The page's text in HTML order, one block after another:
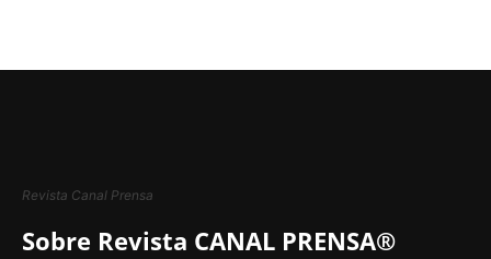
Revista Canal Prensa
Sobre Revista CANAL PRENSA®